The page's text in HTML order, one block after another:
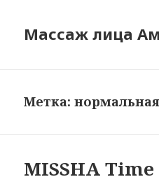
Массаж лица
Метка:
MISSHA